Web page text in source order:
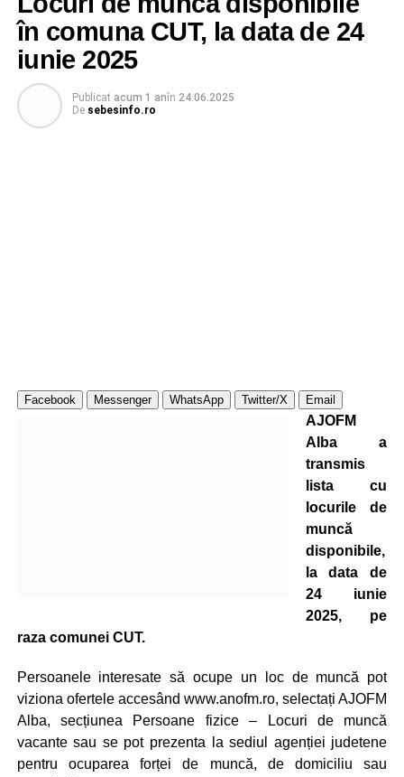
în comuna CUT, la data de 24
iunie 2025
Publicat acum 1 anîn 24.06.2025
De sebesinfo.ro
Facebook Messenger WhatsApp Twitter/X Email
AJOFM
Alba a
transmis
lista cu
locurile de
muncă
disponibile,
la data de
24 iunie
2025, pe
raza comunei CUT.
Persoanele interesate să ocupe un loc de muncă pot
viziona ofertele accesând www.anofm.ro, selectați AJOFM
Alba, secțiunea Persoane fizice – Locuri de muncă
vacante sau se pot prezenta la sediul agenției judetene
pentru ocuparea forței de muncă, de domiciliu sau